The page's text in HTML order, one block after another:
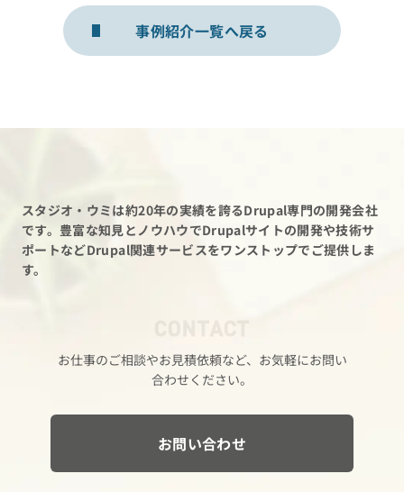
事例紹介一覧へ戻る
スタジオ・ウミは約20年の実績を誇るDrupal専門の開発会社
です。 豊富な知見とノウハウでDrupalサイトの開発や技術サ
ポートなどDrupal関連サービスをワンストップでご提供しま
す。
お仕事の​ご相談や​お見積依頼など、​お気軽に​お問い​
合わせください。
お問い合わせ